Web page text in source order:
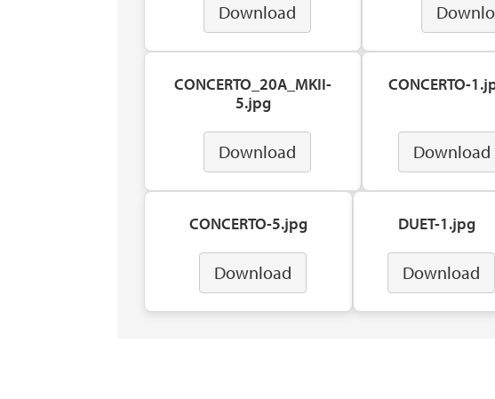
Download
CONCERTO_20A_MKII-
5.jpg
Download
CONCERTO-
Download
CONCERTO-5.jpg
Download
DUET-1.jpg
Download